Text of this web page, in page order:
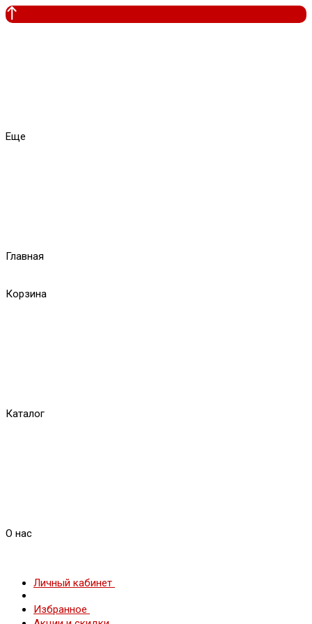
Еще
Главная
Корзина
Каталог
О нас
Личный кабинет
Избранное